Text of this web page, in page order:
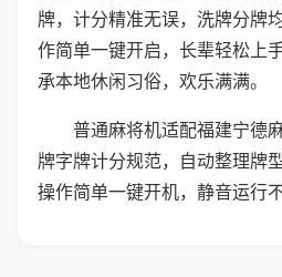
牌，计分精准无误，洗牌分牌
作简单一键开启，长辈轻松上
承本地休闲习俗，欢乐满满。
普通麻将机适配福建宁德
牌字牌计分规范，自动整理牌
操作简单一键开机，静音运行